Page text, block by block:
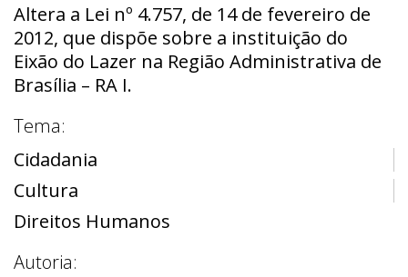
Altera a Lei nº 4.757, de 14 de fevereiro de
2012, que dispõe sobre a instituição do
Eixão do Lazer na Região Administrativa de
Brasília – RA I.
Tema:
Cidadania
Cultura
Direitos Humanos
Autoria: